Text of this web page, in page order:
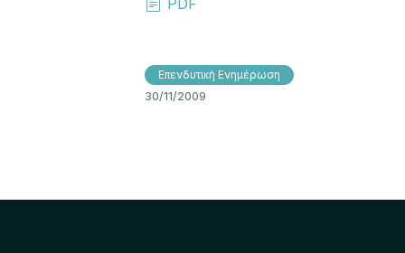
PDF
Επενδυτική Ενημέρωση
30/11/2009